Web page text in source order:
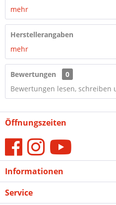
mehr
Herstellerangaben
mehr
Bewertungen
0
Bewertungen lesen, schreiben
Öffnungszeiten
Informationen
Service